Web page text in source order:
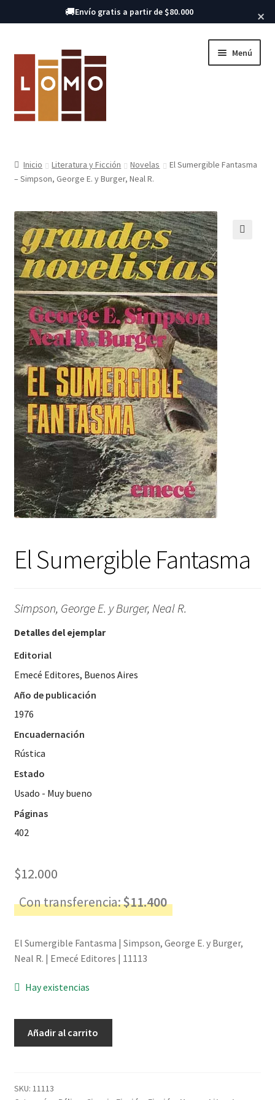
Buscar libros
🚚Envío gratis a partir de $80.000 ×
la
navegación
contenido
Menú
Libros
Inicio Literatura y Ficción Novelas
El Sumergible Fantasma
– Simpson, George E. y Burger, Neal R.
El Sumergible Fantasma
Simpson, George E. y Burger, Neal R.
Detalles del ejemplar
Editorial
Emecé Editores, Buenos Aires
Año de publicación
1976
Encuadernación
Rústica
Estado
Usado - Muy bueno
Páginas
402
$12.000
Con transferencia:$11.400
El Sumergible Fantasma | Simpson, George E. y Burger,
Neal R. | Emecé Editores | 11113
Hay existencias
Simpson,
Añadir al carrito
SKU: 11113